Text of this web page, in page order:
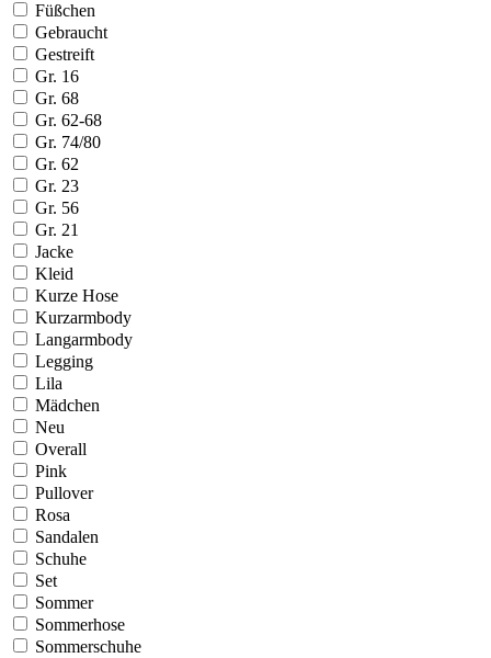
Füßchen
Gebraucht
Gestreift
Gr. 16
Gr. 68
Gr. 62-68
Gr. 74/80
Gr. 62
Gr. 23
Gr. 56
Gr. 21
Jacke
Kleid
Kurze Hose
Kurzarmbody
Langarmbody
Legging
Lila
Mädchen
Neu
Overall
Pink
Pullover
Rosa
Sandalen
Schuhe
Set
Sommer
Sommerhose
Sommerschuhe